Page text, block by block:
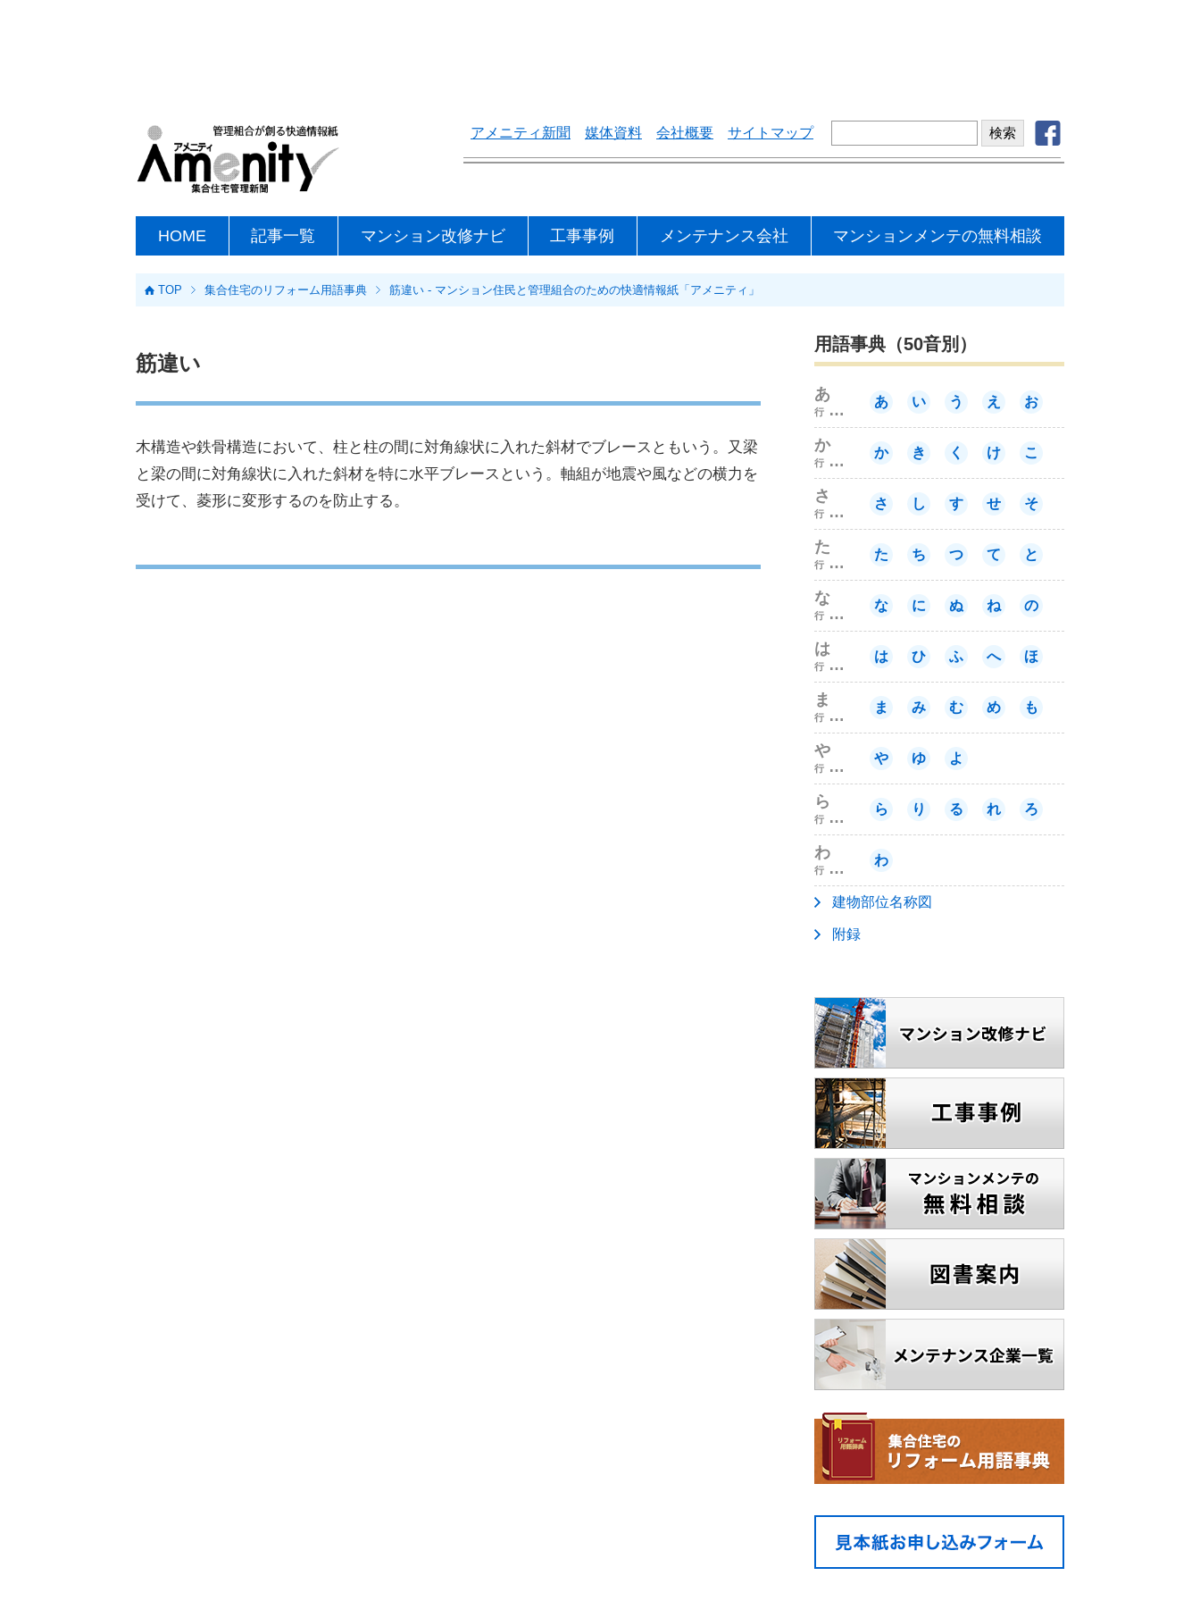
HOME 記事一覧 マンション改修ナビ 工事事例 メンテナンス会社 マンションメンテの無料相談
アメニティ新聞 媒体資料 会社概要 サイトマップ
TOP 集合住宅のリフォーム用語事典 筋違い - マンション住民と管理組合のための快適情報紙「アメニティ」
筋違い
木構造や鉄骨構造において、柱と柱の間に対角線状に入れた斜材でブレースともいう。又梁
と梁の間に対角線状に入れた斜材を特に水平ブレースという。軸組が地震や風などの横力を
受けて、菱形に変形するのを防止する。
用語事典（50音別）
あ
行
あ い う え お
か
行
か き く け こ
さ
行
さ し す せ そ
た
行
た ち つ て と
な
行
な に ぬ ね の
は
行
は ひ ふ へ ほ
ま
行
ま み む め も
や
行
や ゆ よ
ら
行
ら り る れ ろ
わ
行
わ
建物部位名称図
附録